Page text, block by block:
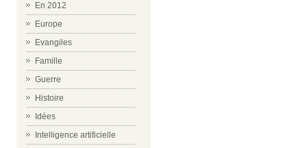
En 2012
Europe
Evangiles
Famille
Guerre
Histoire
Idées
Intelligence artificielle